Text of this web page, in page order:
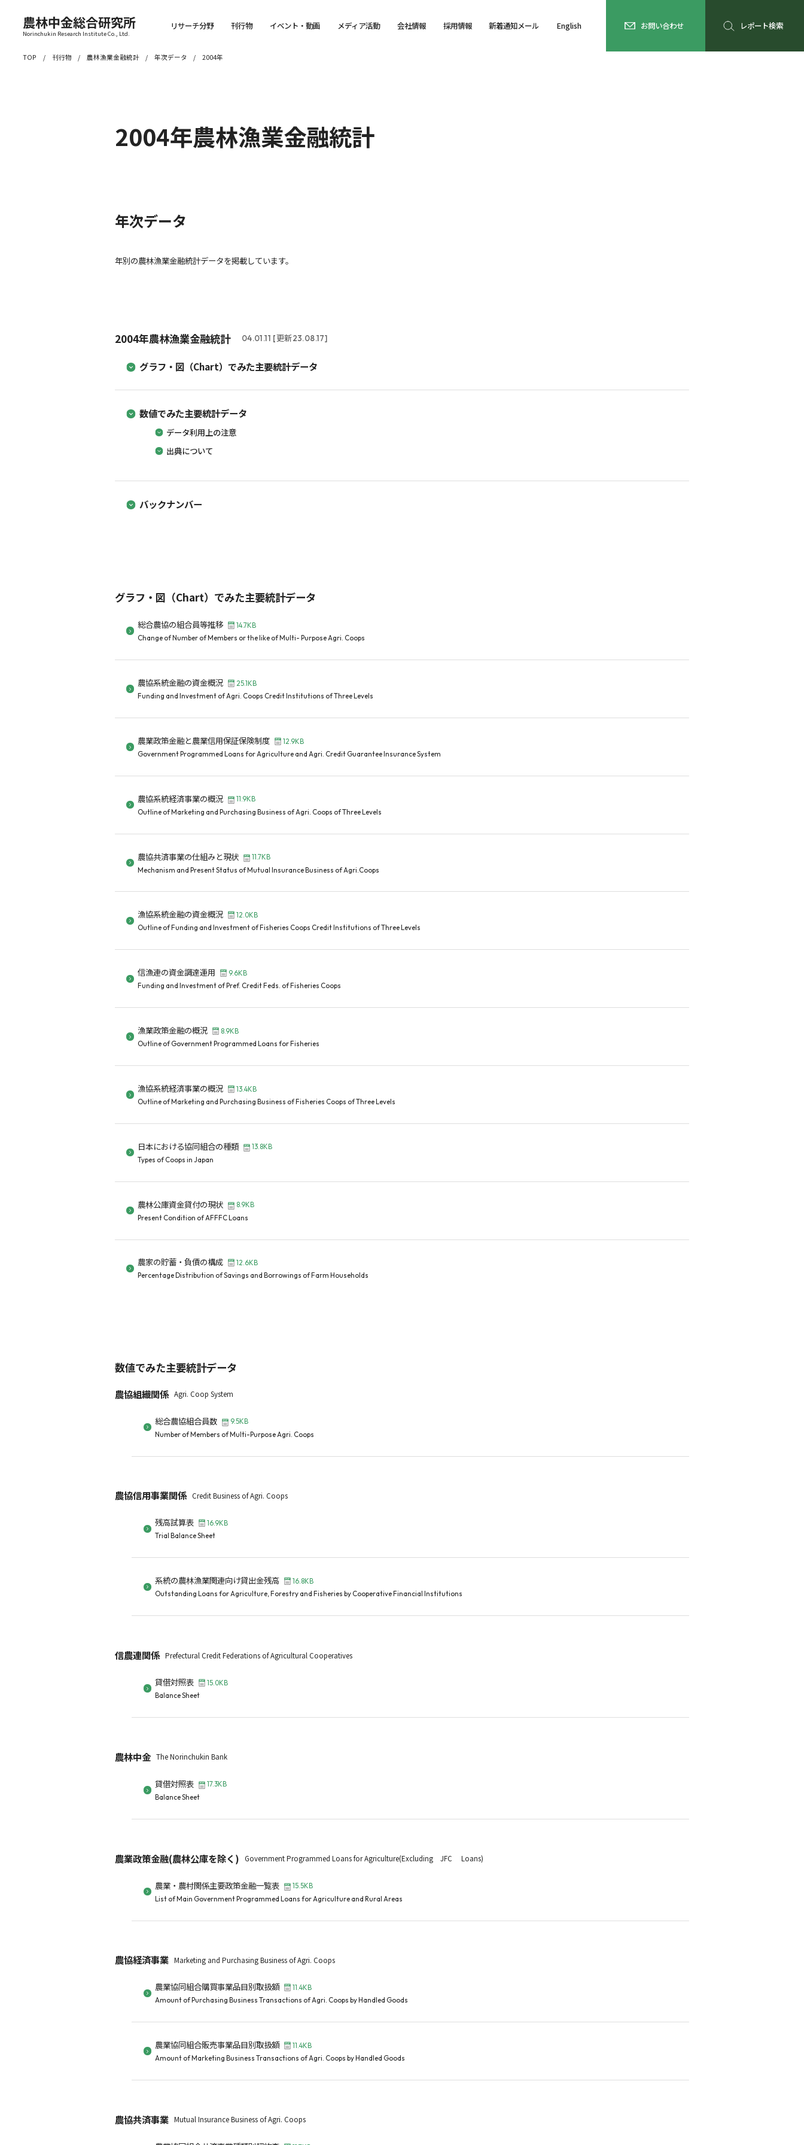
農林中金総合研究所
Norinchukin Research Institute Co., Ltd.
リサーチ分野 刊行物 イベント・動画 メディア活動 会社情報 採用情報 新着通知メール English お問い合わせ レポート検索
TOP 刊行物 農林漁業金融統計 年次データ 2004年
2004年農林漁業金融統計
年次データ
年別の農林漁業金融統計データを掲載しています。
2004年農林漁業金融統計 04.01.11 [更新23.08.17]
グラフ・図（Chart）でみた主要統計データ
数値でみた主要統計データ
データ利用上の注意
出典について
バックナンバー
グラフ・図（Chart）でみた主要統計データ
総合農協の組合員等推移
14.7KB
Change of Number of Members or the like of Multi- Purpose Agri. Coops
農協系統金融の資金概況
25.1KB
Funding and Investment of Agri. Coops Credit Institutions of Three Levels
農業政策金融と農業信用保証保険制度
12.9KB
Government Programmed Loans for Agriculture and Agri. Credit Guarantee Insurance System
農協系統経済事業の概況
11.9KB
Outline of Marketing and Purchasing Business of Agri. Coops of Three Levels
農協共済事業の仕組みと現状
11.7KB
Mechanism and Present Status of Mutual Insurance Business of Agri.Coops
漁協系統金融の資金概況
12.0KB
Outline of Funding and Investment of Fisheries Coops Credit Institutions of Three Levels
信漁連の資金調達運用
9.6KB
Funding and Investment of Pref. Credit Feds. of Fisheries Coops
漁業政策金融の概況
8.9KB
Outline of Government Programmed Loans for Fisheries
漁協系統経済事業の概況
13.4KB
Outline of Marketing and Purchasing Business of Fisheries Coops of Three Levels
日本における協同組合の種類
13.8KB
Types of Coops in Japan
農林公庫資金貸付の現状
8.9KB
Present Condition of AFFFC Loans
農家の貯蓄・負債の構成
12.6KB
Percentage Distribution of Savings and Borrowings of Farm Households
数値でみた主要統計データ
農協組織関係 Agri. Coop System
総合農協組合員数
9.5KB
Number of Members of Multi-Purpose Agri. Coops
農協信用事業関係 Credit Business of Agri. Coops
残高試算表
16.9KB
Trial Balance Sheet
系統の農林漁業関連向け貸出金残高
16.8KB
Outstanding Loans for Agriculture, Forestry and Fisheries by Cooperative Financial Institutions
信農連関係 Prefectural Credit Federations of Agricultural Cooperatives
貸借対照表
15.0KB
Balance Sheet
農林中金 The Norinchukin Bank
貸借対照表
17.3KB
Balance Sheet
農業政策金融(農林公庫を除く) Government Programmed Loans for Agriculture(Excluding JFC Loans)
農業・農村関係主要政策金融一覧表
15.5KB
List of Main Government Programmed Loans for Agriculture and Rural Areas
農協経済事業 Marketing and Purchasing Business of Agri. Coops
農業協同組合購買事業品目別取扱額
11.4KB
Amount of Purchasing Business Transactions of Agri. Coops by Handled Goods
農業協同組合販売事業品目別取扱額
11.4KB
Amount of Marketing Business Transactions of Agri. Coops by Handled Goods
農協共済事業 Mutual Insurance Business of Agri. Coops